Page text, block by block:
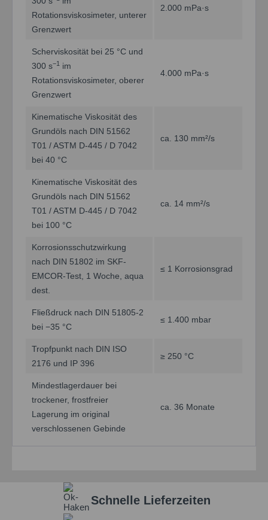
Rotationsviskosimeter, unterer
Grenzwert
2.000 mPa·s
Scherviskosität bei 25 °C und
300 s−1 im
Rotationsviskosimeter, oberer
Grenzwert
4.000 mPa·s
Kinematische Viskosität des
Grundöls nach DIN 51562
T01 / ASTM D-445 / D 7042
bei 40 °C
ca. 130 mm²/s
Kinematische Viskosität des
Grundöls nach DIN 51562
T01 / ASTM D-445 / D 7042
bei 100 °C
ca. 14 mm²/s
Korrosionsschutzwirkung
nach DIN 51802 im SKF-
EMCOR-Test, 1 Woche, aqua
dest.
≤ 1 Korrosionsgrad
Fließdruck nach DIN 51805-2
bei −35 °C
≤ 1.400 mbar
Tropfpunkt nach DIN ISO
2176 und IP 396
≥ 250 °C
Mindestlagerdauer bei
trockener, frostfreier
Lagerung im original
verschlossenen Gebinde
ca. 36 Monate
Schnelle Lieferzeiten